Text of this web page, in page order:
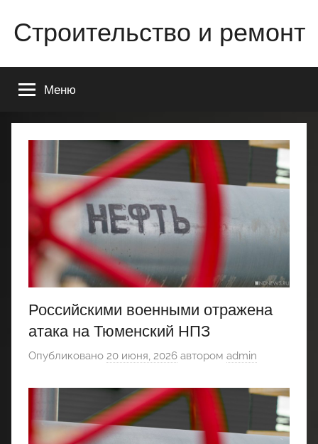
содержимому
Строительство и ремонт
строительстве
ремонте
Вашего
квартиры
Меню
Российскими военными отражена
атака на Тюменский НПЗ
Опубликовано 20 июня, 2026 автором admin